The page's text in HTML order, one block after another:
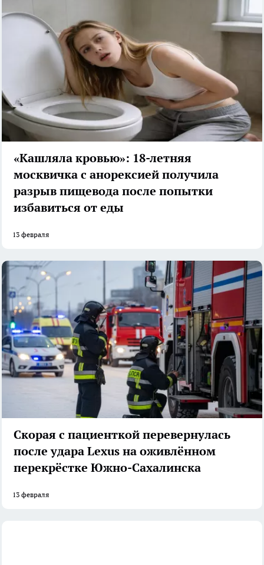
«Кашляла кровью»: 18-летняя
москвичка с анорексией получила
разрыв пищевода после попытки
избавиться от еды
13 февраля
Скорая с пациенткой перевернулась
после удара Lexus на оживлённом
перекрёстке Южно-Сахалинска
13 февраля